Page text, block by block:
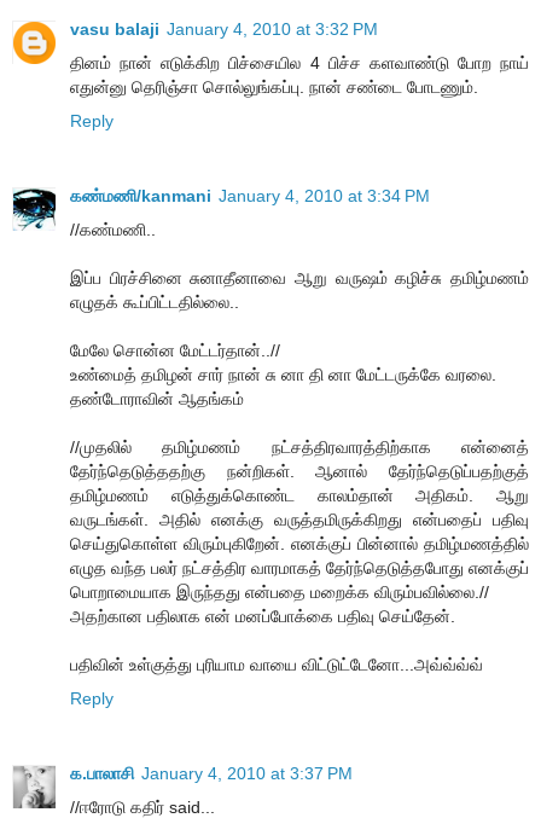
vasu balaji January 4, 2010 at 3:32 PM
தினம் நான் எடுக்கிற பிச்சையில 4 பிச்ச களவாண்டு போற நாய்
எதுன்னு தெரிஞ்சா சொல்லுங்கப்பு. நான் சண்டை போடணும்.
Reply
கண்மணி/kanmani January 4, 2010 at 3:34 PM
//கண்மணி..
இப்ப பிரச்சினை சுனாதீனாவை ஆறு வருஷம் கழிச்சு தமிழ்மணம்
எழுதக் கூப்பிட்டதில்லை..
மேலே சொன்ன மேட்டர்தான்..//
உண்மைத் தமிழன் சார் நான் சு னா தி னா மேட்டருக்கே வரலை.
தண்டோராவின் ஆதங்கம்
//முதலில் தமிழ்மணம் நட்சத்திரவாரத்திற்காக என்னைத்
தேர்ந்தெடுத்ததற்கு நன்றிகள். ஆனால் தேர்ந்தெடுப்பதற்குத்
தமிழ்மணம் எடுத்துக்கொண்ட காலம்தான் அதிகம். ஆறு
வருடங்கள். அதில் எனக்கு வருத்தமிருக்கிறது என்பதைப் பதிவு
செய்துகொள்ள விரும்புகிறேன். எனக்குப் பின்னால் தமிழ்மணத்தில்
எழுத வந்த பலர் நட்சத்திர வாரமாகத் தேர்ந்தெடுத்தபோது எனக்குப்
பொறாமையாக இருந்தது என்பதை மறைக்க விரும்பவில்லை.//
அதற்கான பதிலாக என் மனப்போக்கை பதிவு செய்தேன்.
பதிவின் உள்குத்து புரியாம வாயை விட்டுட்டேனோ...அவ்வ்வ்வ்
Reply
க.பாலாசி January 4, 2010 at 3:37 PM
//ஈரோடு கதிர் said...